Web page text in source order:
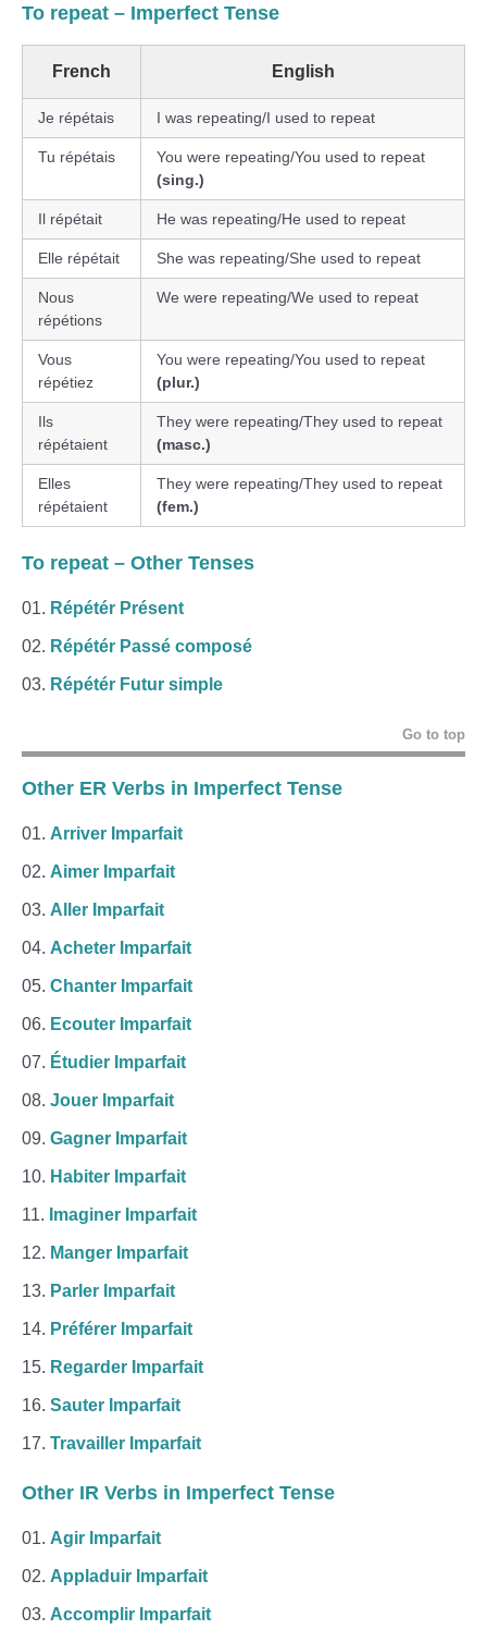
To repeat – Imperfect Tense
French English
Je répétais I was repeating/I used to repeat
Tu répétais
You were repeating/You used to repeat
(sing.)
Il répétait He was repeating/He used to repeat
Elle répétait She was repeating/She used to repeat
Nous
répétions
We were repeating/We used to repeat
Vous
répétiez
You were repeating/You used to repeat
(plur.)
Ils
répétaient
They were repeating/They used to repeat
(masc.)
Elles
répétaient
They were repeating/They used to repeat
(fem.)
To repeat – Other Tenses
Répétér Présent
Répétér Passé composé
Répétér Futur simple
Go to top
Other ER Verbs in Imperfect Tense
Arriver Imparfait
Aimer Imparfait
Aller Imparfait
Acheter Imparfait
Chanter Imparfait
Ecouter Imparfait
Étudier Imparfait
Jouer Imparfait
Gagner Imparfait
Habiter Imparfait
Imaginer Imparfait
Manger Imparfait
Parler Imparfait
Préférer Imparfait
Regarder Imparfait
Sauter Imparfait
Travailler Imparfait
Other IR Verbs in Imperfect Tense
Agir Imparfait
Appladuir Imparfait
Accomplir Imparfait